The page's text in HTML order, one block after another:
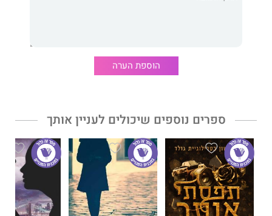
הגיבורה לבחור בחיים שהיא רוצה לעצמה ותוך כדי להתאהב. ספרה
הוספת הערה
ספרים נוספים שיכולים לעניין אותך